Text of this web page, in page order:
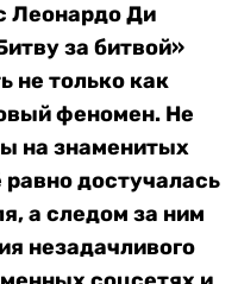
Леонардо Ди
за битвой»
не только как
феномен. Не
на знаменитых
достучалась
а следом за ним
незадачливого